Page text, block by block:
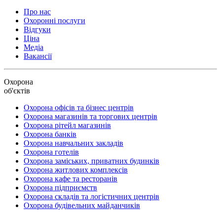
Про нас
Охоронні послуги
Відгуки
Ціна
Медіа
Вакансії
Охорона
об'єктів
Охорона офісів та бізнес центрів
Охорона магазинів та торгових центрів
Охорона рітейл магазинів
Охорона банків
Охорона навчальних закладів
Охорона готелів
Охорона заміських, приватних будинків
Охорона житлових комплексів
Охорона кафе та ресторанів
Охорона підприємств
Охорона складів та логістичних центрів
Охорона будівельних майданчиків